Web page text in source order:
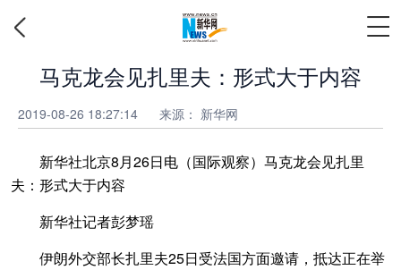
马克龙会见扎里夫：形式大于内容
2019-08-26 18:27:14 来源： 新华网
新华社北京8月26日电（国际观察）马克龙会见扎里
夫：形式大于内容
新华社记者彭梦瑶
伊朗外交部长扎里夫25日受法国方面邀请，抵达正在举